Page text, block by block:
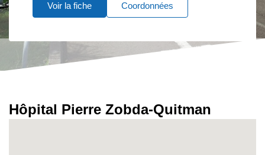
Voir la fiche Coordonnées
Hôpital Pierre Zobda-Quitman